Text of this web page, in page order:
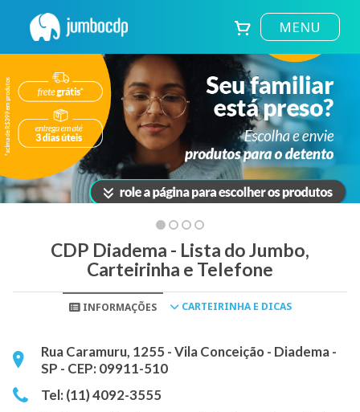
MENU
CDP Diadema - Lista do Jumbo,
Carteirinha e Telefone
INFORMAÇÕES CARTEIRINHA E DICAS
Rua Caramuru, 1255 - Vila Conceição - Diadema -
SP - CEP: 09911-510
Tel: (11) 4092-3555